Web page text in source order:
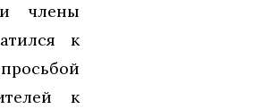
и члены
к
к